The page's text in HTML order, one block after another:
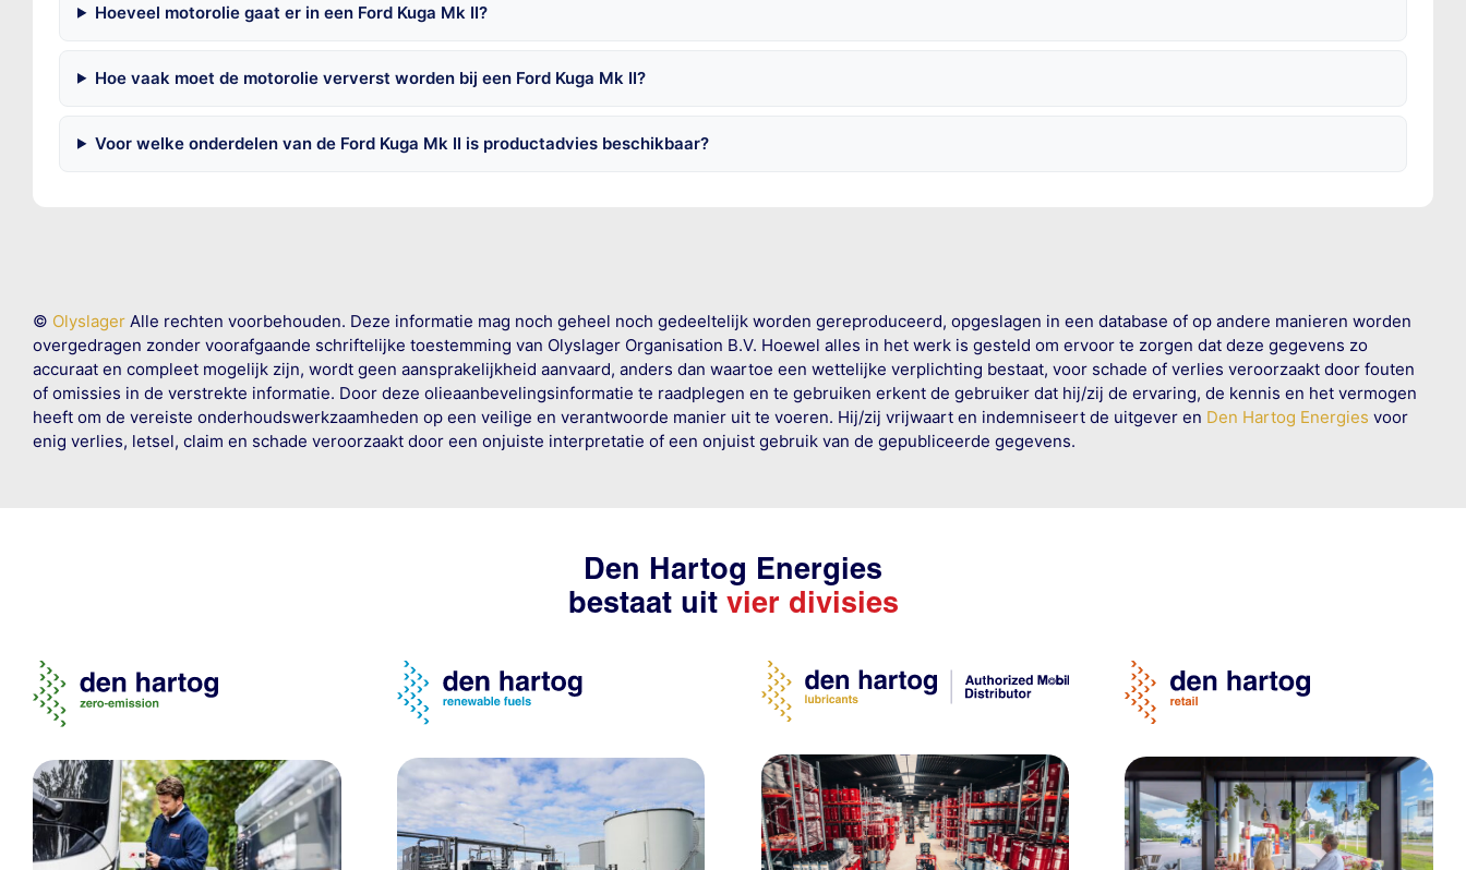
Hoeveel motorolie gaat er in een Ford Kuga Mk II?
Hoe vaak moet de motorolie ververst worden bij een Ford Kuga Mk II?
Voor welke onderdelen van de Ford Kuga Mk II is productadvies beschikbaar?
© OlyslagerAlle rechten voorbehouden. Deze informatie mag noch geheel noch gedeeltelijk worden gereproduceerd, opgeslagen in een database of op andere manieren worden
overgedragen zonder voorafgaande schriftelijke toestemming van Olyslager Organisation B.V. Hoewel alles in het werk is gesteld om ervoor te zorgen dat deze gegevens zo
accuraat en compleet mogelijk zijn, wordt geen aansprakelijkheid aanvaard, anders dan waartoe een wettelijke verplichting bestaat, voor schade of verlies veroorzaakt door fouten
of omissies in de verstrekte informatie. Door deze olieaanbevelingsinformatie te raadplegen en te gebruiken erkent de gebruiker dat hij/zij de ervaring, de kennis en het vermogen
heeft om de vereiste onderhoudswerkzaamheden op een veilige en verantwoorde manier uit te voeren. Hij/zij vrijwaart en indemniseert de uitgever en Den Hartog Energies voor
enig verlies, letsel, claim en schade veroorzaakt door een onjuiste interpretatie of een onjuist gebruik van de gepubliceerde gegevens.
Den Hartog Energies
bestaat uit vier divisies